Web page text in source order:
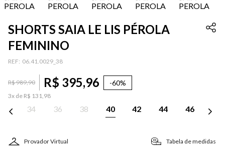
SHORTS SAIA LE LIS PÉROLA
FEMININO
: 06.41.0029_38
R$989,90 R$ 395,96 -60%
3x de R$ 131,98
34 36 38 40 42 44 46
Provador Virtual Tabela de medidas